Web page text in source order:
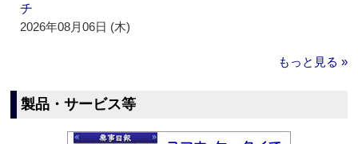
チ
2026年08月06日 (木)
もっと見る »
製品・サービス等